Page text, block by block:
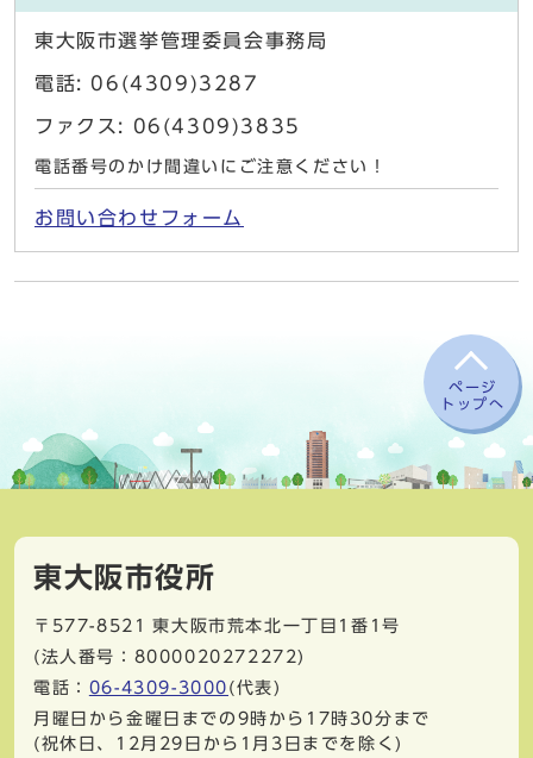
東大阪市選挙管理委員会事務局
電話: 06(4309)3287
ファクス: 06(4309)3835
電話番号のかけ間違いにご注意ください！
お問い合わせフォーム
ページ
トップへ
東大阪市役所
〒577-8521
東大阪市荒本北一丁目1番1号
(法人番号：8000020272272)
電話： 06-4309-3000 (代表)
月曜日から金曜日までの9時から17時30分まで
(祝休日、12月29日から1月3日までを除く)